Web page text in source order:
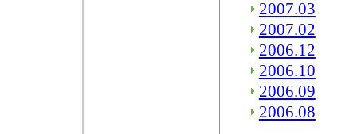
2007.03
2007.02
2006.12
2006.10
2006.09
2006.08